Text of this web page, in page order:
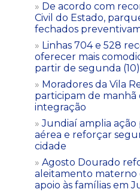
De acordo com
Civil do Estado,
fechados
Linhas 704 e 528
oferecer mais
partir de segunda (10)
Moradores da Vila
participam de manhã
integração
Jundiaí amplia ação
aérea e reforçar
cidade
Agosto Dourado
aleitamento materno
apoio às famílias em